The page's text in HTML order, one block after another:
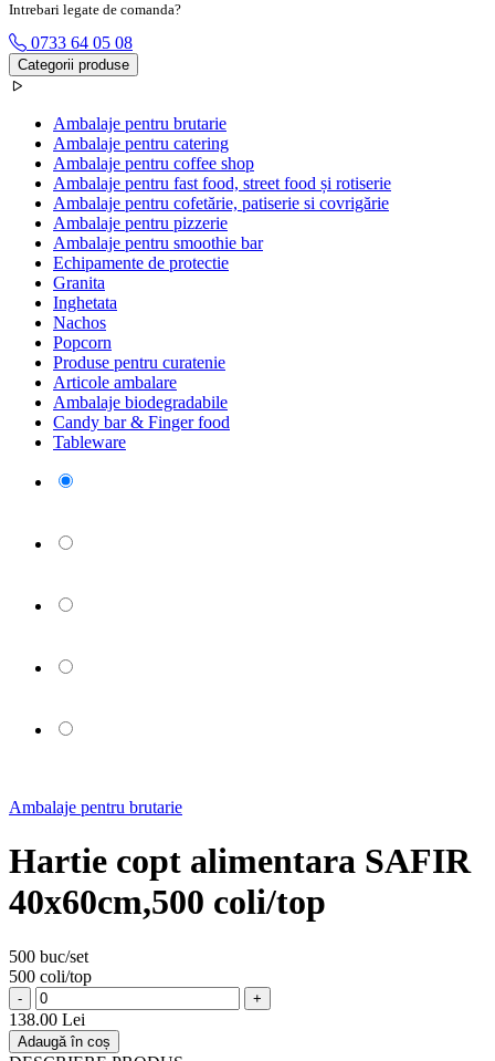
Intrebari legate de comanda?
0733 64 05 08
Categorii produse
Ambalaje pentru brutarie
Ambalaje pentru catering
Ambalaje pentru coffee shop
Ambalaje pentru fast food, street food și rotiserie
Ambalaje pentru cofetărie, patiserie si covrigărie
Ambalaje pentru pizzerie
Ambalaje pentru smoothie bar
Echipamente de protectie
Granita
Inghetata
Nachos
Popcorn
Produse pentru curatenie
Articole ambalare
Ambalaje biodegradabile
Candy bar & Finger food
Tableware
Ambalaje pentru brutarie
Hartie copt alimentara SAFIR
40x60cm,500 coli/top
500 buc/set
500 coli/top
- +
138.00 Lei
Adaugă în coș